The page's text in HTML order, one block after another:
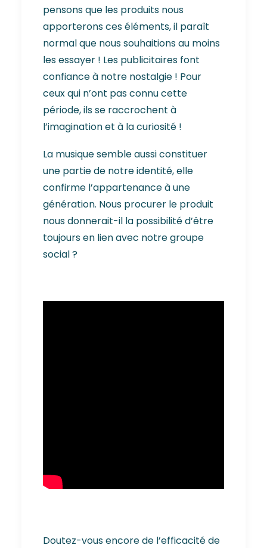
pensons que les produits nous
apporterons ces éléments, il paraît
normal que nous souhaitions au moins
les essayer ! Les publicitaires font
confiance à notre nostalgie ! Pour
ceux qui n’ont pas connu cette
période, ils se raccrochent à
l’imagination et à la curiosité !
La musique semble aussi constituer
une partie de notre identité, elle
confirme l’appartenance à une
génération. Nous procurer le produit
nous donnerait-il la possibilité d’être
toujours en lien avec notre groupe
social ?
Doutez-vous encore de l’efficacité de